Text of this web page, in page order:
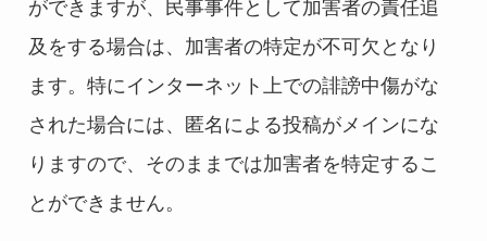
ができますが、民事事件として加害者の責任追
及をする場合は、加害者の特定が不可欠となり
ます。特にインターネット上での誹謗中傷がな
された場合には、匿名による投稿がメインにな
りますので、そのままでは加害者を特定するこ
とができません。